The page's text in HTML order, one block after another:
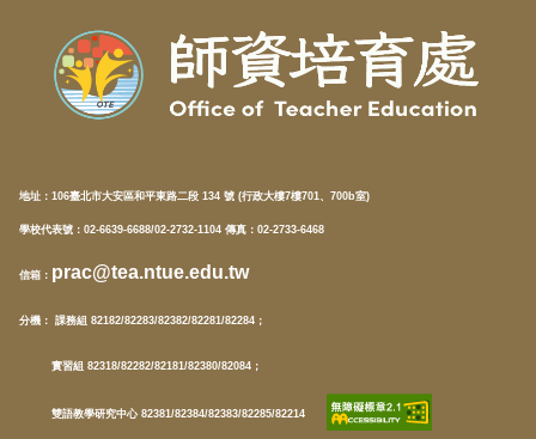
地址： 106臺北市大安區和平東路二段 134 號 (行政大樓7樓701、700b室)
學校代表號：02-6639-6688/02-2732-1104 傳真：02-2733-6468
信箱 ： prac@tea.ntue.edu.tw
分機 ： 課務組 82182/82283/82382/82281/82284；
實習組 82318/82282/82181/82380/82084；
雙語教學研究中心 82381/82384/82383/82285/82214